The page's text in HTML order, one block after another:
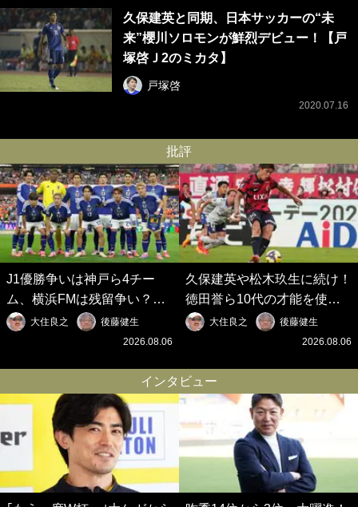
久保建英と同期、日本サッカーの“未
来”櫻川ソロモンが鮮烈デビュー！【戸
塚啓Ｊ2のミカタ】
戸塚啓
2020.07.16
批評
J1優勝争いは神戸ら4チー
ム、横浜FMは残留争い？大
混戦のJ2はRB大宮に注目！
歴代最強の日本代表をJリー
の秋春制｣の大激論】(6)
大住良之
後藤健生
2026.08.06
久保建英や松木玖生に続け！
徳田誉ら10代の才能を使い
切れないJクラブの課題と、
｢0円欧州移籍｣撲滅への処方
春制｣の大激論】(5)
大住良之
後藤健生
2026.08.06
インタビュー